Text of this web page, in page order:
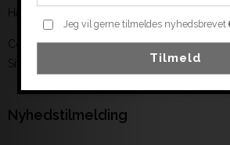
Handelsbetingelser
Cookies politik
Sitemap
Nyhedstilmelding
Jeg vil gerne tilmeldes nyhedsbrevet
Tilmeld